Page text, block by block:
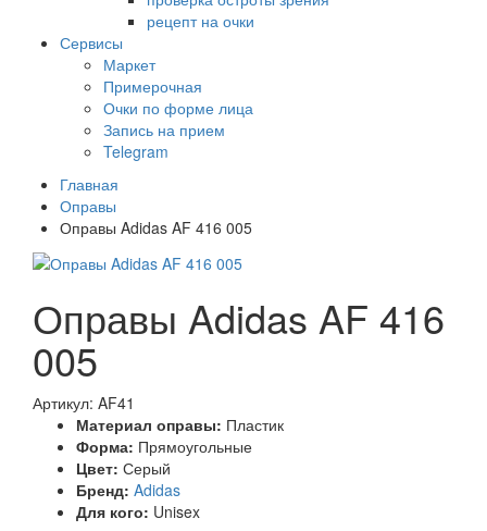
рецепт на очки
Сервисы
Маркет
Примерочная
Очки по форме лица
Запись на прием
Telegram
Главная
Оправы
Оправы Adidas AF 416 005
Оправы Adidas AF 416
005
Артикул: AF41
Материал оправы: Пластик
Форма: Прямоугольные
Цвет: Серый
Бренд: Adidas
Для кого: Unisex